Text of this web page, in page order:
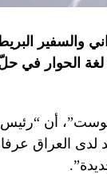
والسفير
الحوار في
بوست”، أن
لدى العراق